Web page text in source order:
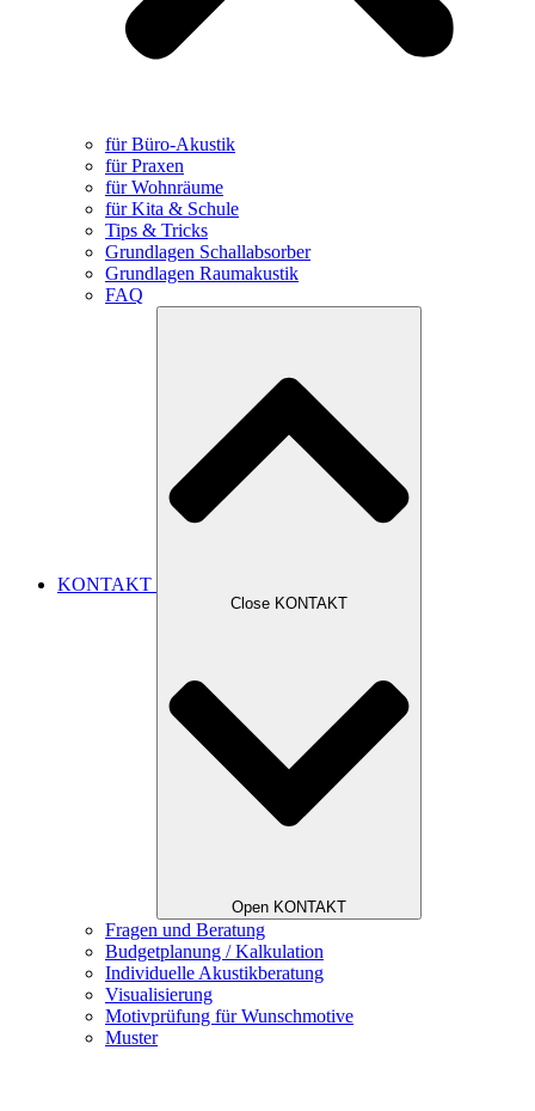
für Büro-Akustik
für Praxen
für Wohnräume
für Kita & Schule
Tips & Tricks
Grundlagen Schallabsorber
Grundlagen Raumakustik
FAQ
KONTAKT
Close KONTAKT
Open KONTAKT
Fragen und Beratung
Budgetplanung / Kalkulation
Individuelle Akustikberatung
Visualisierung
Motivprüfung für Wunschmotive
Muster